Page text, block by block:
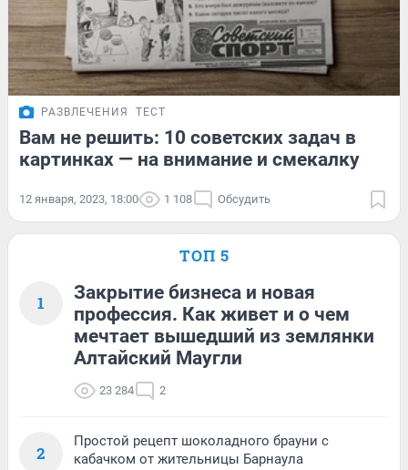
РАЗВЛЕЧЕНИЯ ТЕСТ
Вам не решить: 10 советских задач в
картинках — на внимание и смекалку
12 января, 2023, 18:00 1 108 Обсудить
ТОП 5
1
Закрытие бизнеса и новая
профессия. Как живет и о чем
мечтает вышедший из землянки
Алтайский Маугли
23 284 2
2
Простой рецепт шоколадного брауни с
кабачком от жительницы Барнаула